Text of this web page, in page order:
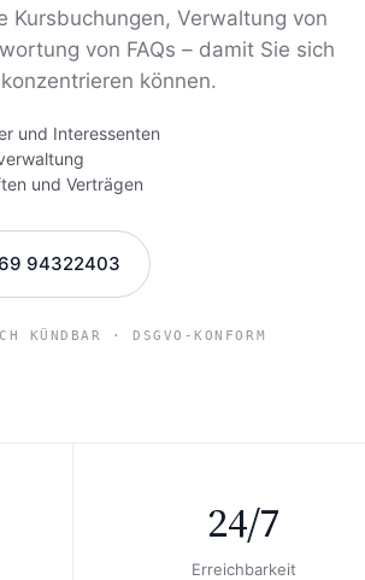
Kursbuchungen, Verwaltung von
von FAQs – damit Sie sich
können.
und Interessenten
und Verträgen
94322403
KÜNDBAR · DSGVO-KONFORM
24/7
Erreichbarkeit